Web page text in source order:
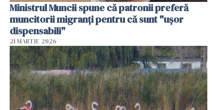
Ministrul Muncii spune că patronii preferă
muncitorii migranți pentru că sunt "uşor
dispensabili"
21 MARTIE 2026